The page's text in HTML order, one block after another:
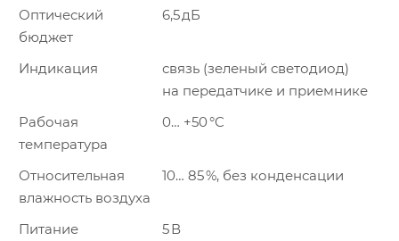
Оптический
бюджет
6,5 дБ
Индикация
связь (зеленый светодиод)
на передатчике и приемнике
Рабочая
температура
0… +50 °C
Относительная
влажность воздуха
10… 85 %, без конденсации
Питание
5 В